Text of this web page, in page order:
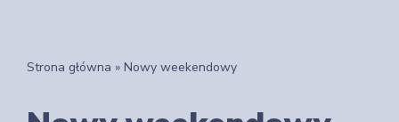
Strona główna » Nowy weekendowy